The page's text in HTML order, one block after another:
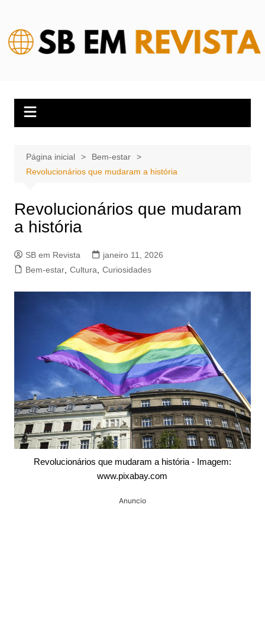
conteúdo
Página inicial
Bem-estar
Revolucionários que mudaram a história
Revolucionários que mudaram
a história
SB em Revista
janeiro 11, 2026
Bem-estar, Cultura Curiosidades
Revolucionários que mudaram a história - Imagem:
www.pixabay.com
Anuncio